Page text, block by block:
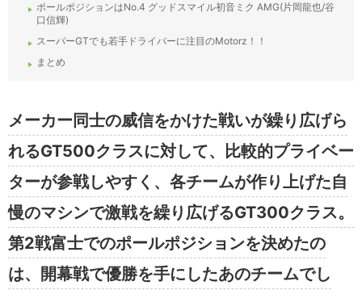
ポールポジションはNo.4 グッドスマイル初音ミク AMG(片岡龍也/谷
口信輝)
スーパーGTでも若手ドライバーに注目のMotorz！！
まとめ
メーカー同士の威信をかけた戦いが繰り広げら
れるGT500クラスに対して、比較的プライベー
ターが参戦しやすく、各チームが作り上げた自
慢のマシンで激戦を繰り広げるGT300クラス。
第2戦富士でのポールポジションを決めたの
は、開幕戦で優勝を手にしたあのチームでし